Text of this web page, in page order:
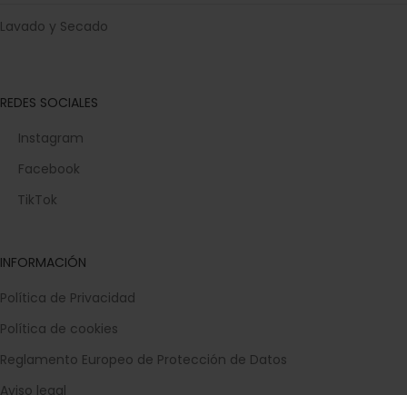
Lavado y Secado
REDES SOCIALES
Instagram
Facebook
TikTok
INFORMACIÓN
Política de Privacidad
Política de cookies
Reglamento Europeo de Protección de Datos
Aviso legal